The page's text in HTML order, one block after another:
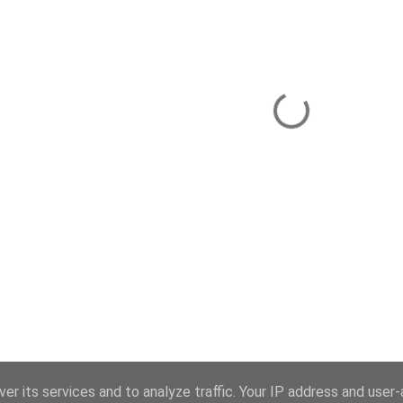
its services and to analyze traffic. Your IP address and